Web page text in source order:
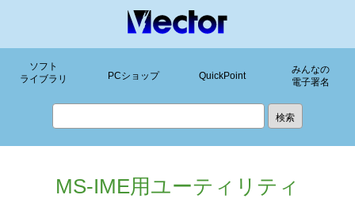
ソフト
ライブラリ
PCショップ QuickPoint
みんなの
電子署名
MS-IME用ユーティリティ